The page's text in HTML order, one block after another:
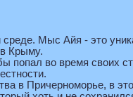
среде. Мыс Айя - это
Крыму.
попал во время своих
в Причерноморье, в